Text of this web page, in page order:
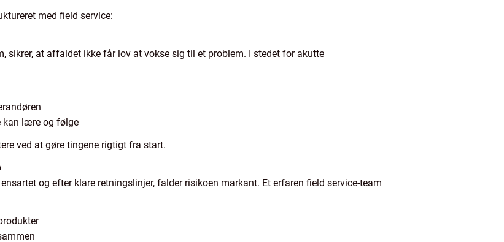
med field service:
sikrer, at affaldet ikke får lov at vokse sig til et problem. I stedet for akutte
kan lære og følge
ved at gøre tingene rigtigt fra start.
og efter klare retningslinjer, falder risikoen markant. Et erfaren field service-team